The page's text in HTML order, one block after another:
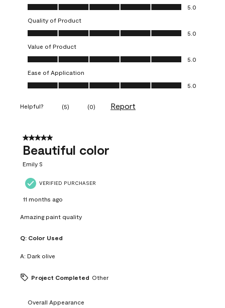
Overall Appearance, 5.0 out of 5
5.0
Quality of Product
Quality of Product, 5.0 out of 5
5.0
Value of Product
Value of Product, 5.0 out of 5
5.0
Ease of Application
Ease of Application, 5.0 out of 5
5.0
Helpful? (5) (0) Report
5 out of 5 stars.
Beautiful color
Emily S
VERIFIED PURCHASER
11 months ago
Amazing paint quality
Q: Color Used
A: Dark olive
Project Completed Other
Overall Appearance